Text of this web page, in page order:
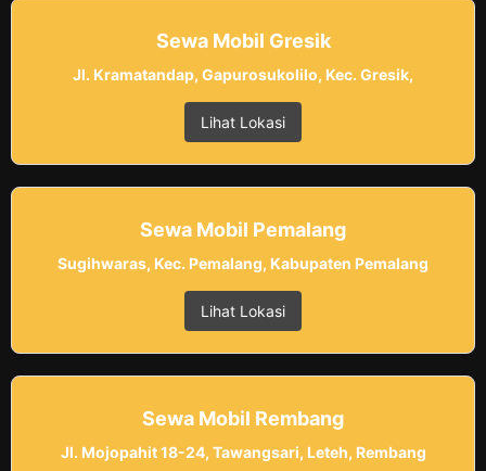
Sewa Mobil Gresik
Jl. Kramatandap, Gapurosukolilo, Kec. Gresik,
Lihat Lokasi
Sewa Mobil Pemalang
Sugihwaras, Kec. Pemalang, Kabupaten Pemalang
Lihat Lokasi
Sewa Mobil Rembang
Jl. Mojopahit 18-24, Tawangsari, Leteh, Rembang